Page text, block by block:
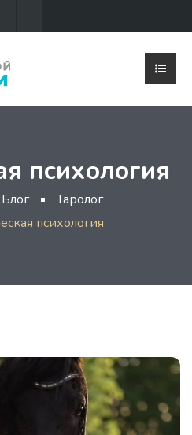
психология
Блог
Таролог
психология